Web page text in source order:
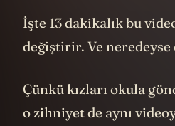
İşte 13 dakikalık bu
değiştirir. Ve neredeyse
Çünkü kızları okula
o zihniyet de aynı